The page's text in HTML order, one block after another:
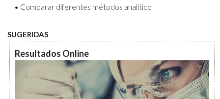
• Comparar diferentes métodos analítico
SUGERIDAS
Resultados Online